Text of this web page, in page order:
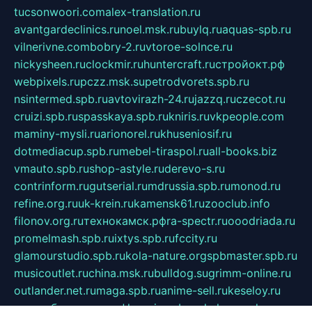
tucsonwoori.comalex-translation.ru
avantgardeclinics.runoel.msk.rubuylq.ruaquas-spb.ru
vilnerivne.combobry-2.ruvtoroe-solnce.ru
nickysheen.ruclockmir.ruhuntercraft.ruстройокт.рф
webpixels.rupczz.msk.supetrodvorets.spb.ru
nsintermed.spb.ruavtovirazh-24.rujazzq.ruczecot.ru
cruizi.spb.ruspasskaya.spb.rukniris.ruvkpeople.com
maminy-mysli.ruarionorel.rukhuseniosif.ru
dotmediacup.spb.rumebel-tiraspol.ruall-books.biz
vmauto.spb.rushop-astyle.ruderevo-s.ru
contrinform.rugutserial.rumdrussia.spb.rumonod.ru
refine.org.ruuk-krein.rukamensk61.ruzooclub.info
filonov.org.ruтехнокамск.рфra-spectr.ruooodriada.ru
promelmash.spb.ruixtys.spb.rufccity.ru
glamourstudio.spb.rukola-nature.orgspbmaster.spb.ru
musicoutlet.ruchina.msk.rubulldog.sugrimm-online.ru
outlander.net.rumaga.spb.ruanime-sell.rukeseloy.ru
газприборсервис.рфkarmin.spb.rushekswood.ru